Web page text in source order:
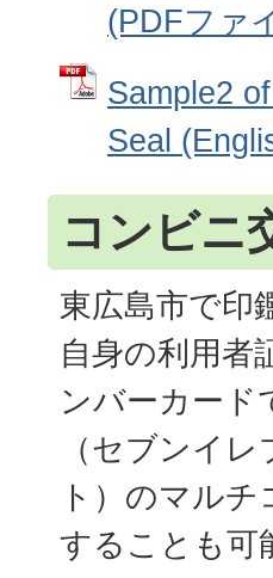
(PDFファ
Sample2
Seal
コンビニ
東広島市で印
自身の利用者
ンバーカード
（セブンイ
ト）のマル
することも可